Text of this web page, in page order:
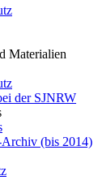
Materialien
der SJNRW
(bis 2014)